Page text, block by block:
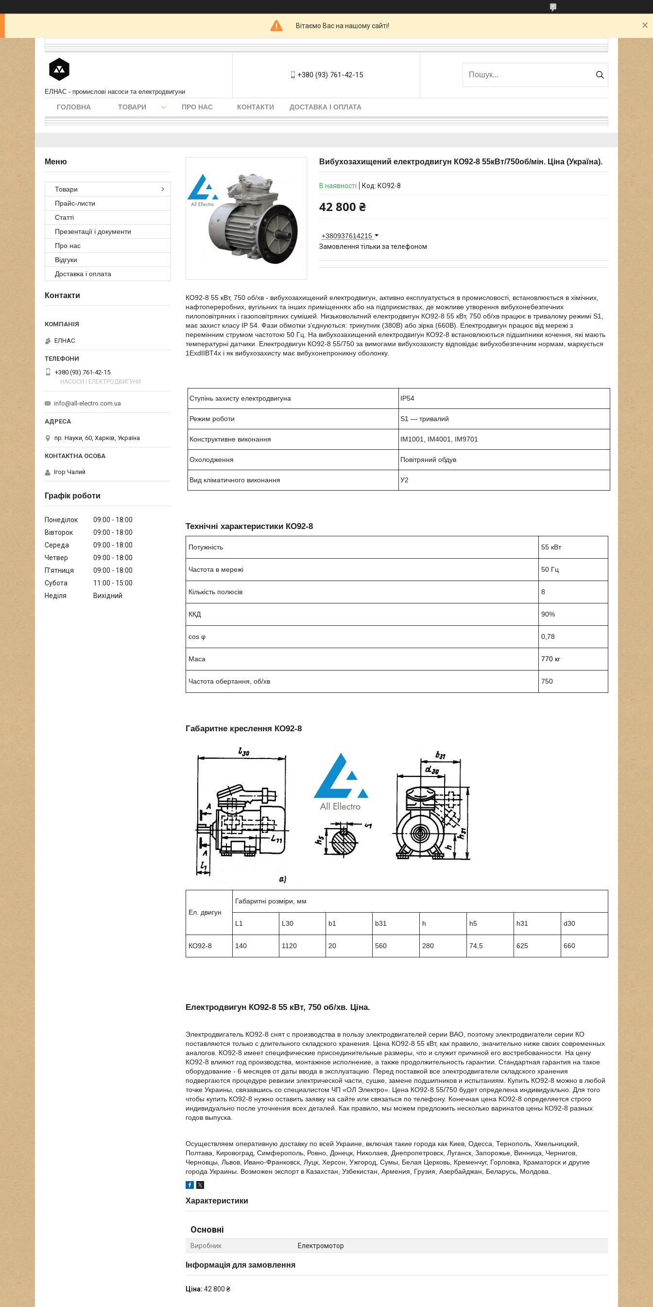
Вітаємо Вас на нашому сайті!
ЕЛНАС - промислові насоси та електродвигуни
+380 (93) 761-42-15
ГОЛОВНА ТОВАРИ ПРО НАС КОНТАКТИ ДОСТАВКА І ОПЛАТА
Вибухозахищений електродвигун КО92-8 55кВт/750об/мін. Ціна (Україна).
В наявності Код: КО92-8
42 800 ₴
+380937614215
Замовлення тільки за телефоном
КО92-8 55 кВт, 750 об/хв - вибухозахищений електродвигун, активно експлуатується в промисловості, встановлюється в хімічних,
нафтопереробних, вугільних та інших приміщеннях або на підприємствах, де можливе утворення вибухонебезпечних
пилоповітряних і газоповітряних сумішей. Низьковольтний електродвигун КО92-8 55 кВт, 750 об/хв працює в тривалому режимі S1,
має захист класу ІР 54. Фази обмотки з'єднуються: трикутник (380В) або зірка (660В). Електродвигун працює від мережі з
перемінним струмом частотою 50 Гц. На вибухозахищений електродвигун КО92-8 встановлюються підшипники кочення, які мають
температурні датчики. Електродвигун КО92-8 55/750 за вимогами вибухозахисту відповідає вибухобезпечним нормам, маркується
1ExdIIBT4х і як вибухозахисту має вибухонепроникну оболонку.
Ступінь захисту електродвигуна IP54
Режим роботи S1 ― тривалий
Конструктивне виконання IM1001, IM4001, IM9701
Охолодження Повітряний обдув
Вид кліматичного виконання У2
Технічні характеристики КО92-8
Потужність 55 кВт
Частота в мережі 50 Гц
Кількість полюсів 8
ККД 90%
cos φ 0,78
Маса 770 кг
Частота обертання, об/хв 750
Габаритне креслення КО92-8
Ел. двигун
Габаритні розміри, мм
L1 L30 b1 b31 h h5 h31 d30
КО92-8 140 1120 20 560 280 74,5 625 660
Електродвигун КО92-8 55 кВт, 750 об/хв. Ціна.
Электродвигатель КО92-8 снят с производства в пользу электродвигателей серии ВАО, поэтому электродвигатели серии КО
поставляются только с длительного складского хранения. Цена КО92-8 55 кВт, как правило, значительно ниже своих современных
аналогов. КО92-8 имеет специфические присоединительные размеры, что и служит причиной его востребованности. На цену
КО92-8 влияют год производства, монтажное исполнение, а также продолжительность гарантии. Стандартная гарантия на такое
оборудование - 6 месяцев от даты ввода в эксплуатацию. Перед поставкой все электродвигатели складского хранения
подвергаются процедуре ревизии электрической части, сушке, замене подшипников и испытаниям. Купить КО92-8 можно в любой
точке Украины, связавшись со специалистом ЧП «ОЛ Электро». Цена КО92-8 55/750 будет определена индивидуально. Для того
чтобы купить КО92-8 нужно оставить заявку на сайте или связаться по телефону. Конечная цена КО92-8 определяется строго
индивидуально после уточнения всех деталей. Как правило, мы можем предложить несколько варинатов цены КО92-8 разных
годов выпуска.
Осуществляем оперативную доставку по всей Украине, включая такие города как Киев, Одесса, Тернополь, Хмельницкий,
Полтава, Кировоград, Симферополь, Ровно, Донецк, Николаев, Днепропетровск, Луганск, Запорожье, Винница, Чернигов,
Черновцы, Львов, Ивано-Франковск, Луцк, Херсон, Ужгород, Сумы, Белая Церковь, Кременчуг, Горловка, Краматорск и другие
города Украины. Возможен экспорт в Казахстан, Узбекистан, Армения, Грузия, Азербайджан, Беларусь, Молдова.
Характеристики
Основні
Виробник Електромотор
Інформація для замовлення
Ціна: 42 800 ₴
Товари
Прайс-листи
Статті
Презентації і документи
Про нас
Відгуки
Доставка і оплата
Контакти
ЕЛНАС
+380 (93) 761-42-15
НАСОСИ І ЕЛЕКТРОДВИГУНИ
info@all-electro.com.ua
пр. Науки, 60, Харків, Україна
Ігор Чалий
Графік роботи
Понеділок 09:00
18:00
Вівторок
09:00
18:00
Середа
09:00
18:00
Четвер
09:00
18:00
Пʼятниця
09:00
18:00
Субота
11:00
15:00
Неділя
Вихідний